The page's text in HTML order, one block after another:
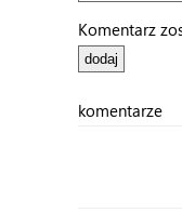
Komentarz
komentarze